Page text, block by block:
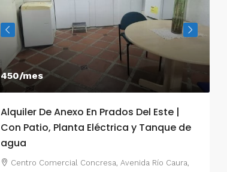
450/mes
Alquiler De Anexo En Prados Del Este |
Con Patio, Planta Eléctrica y Tanque de
agua
Centro Comercial Concresa, Avenida Río Caura,